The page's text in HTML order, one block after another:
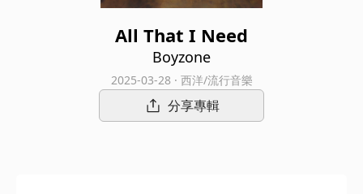
All That I Need
Boyzone
2025-03-28 · 西洋/流行音樂
分享專輯